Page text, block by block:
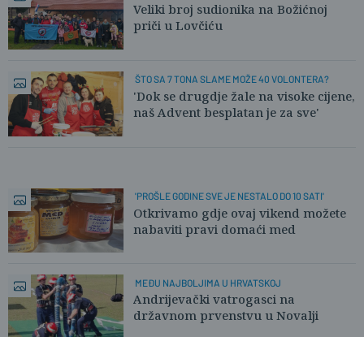
PRIRODE
Veliki broj sudionika na Božićnoj
priči u Lovčiću
ŠTO SA 7 TONA SLAME MOŽE 40 VOLONTERA?
'Dok se drugdje žale na visoke cijene,
naš Advent besplatan je za sve'
'PROŠLE GODINE SVE JE NESTALO DO 10 SATI'
Otkrivamo gdje ovaj vikend možete
nabaviti pravi domaći med
MEĐU NAJBOLJIMA U HRVATSKOJ
Andrijevački vatrogasci na
državnom prvenstvu u Novalji